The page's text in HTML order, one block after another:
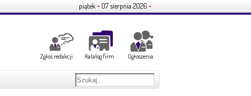
piątek • 07 sierpnia 2026 •
Zgłoś redakcji Katalog firm Ogłoszenia